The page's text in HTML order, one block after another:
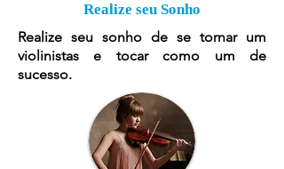
Realize seu Sonho
Realize seu sonho de se tornar um
violinistas e tocar como um de
sucesso.